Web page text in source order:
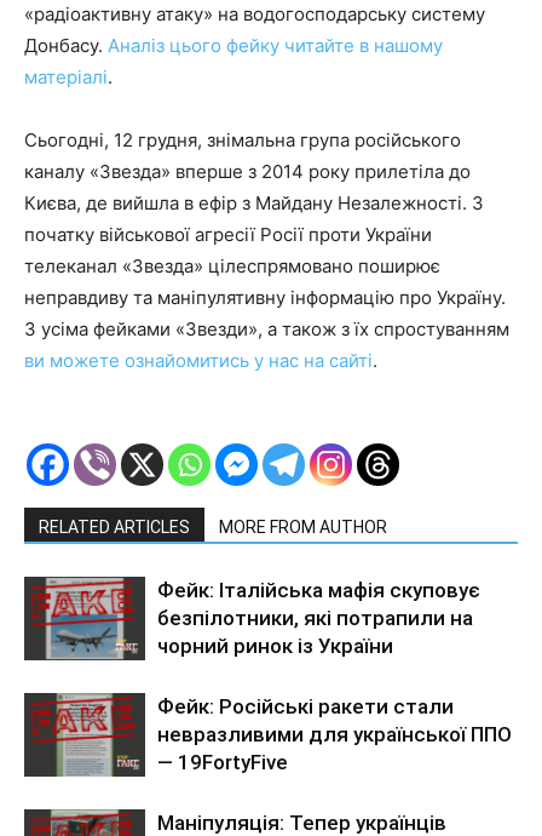
«радіоактивну атаку» на водогосподарську систему
Донбасу. Аналіз цього фейку читайте в нашому
матеріалі.
Сьогодні, 12 грудня, знімальна група російського
каналу «Звезда» вперше з 2014 року прилетіла до
Києва, де вийшла в ефір з Майдану Незалежності. З
початку військової агресії Росії проти України
телеканал «Звезда» цілеспрямовано поширює
неправдиву та маніпулятивну інформацію про Україну.
З усіма фейками «Звезди», а також з їх спростуванням
ви можете ознайомитись у нас на сайті.
RELATED ARTICLES MORE FROM AUTHOR
Фейк: Італійська мафія скуповує
безпілотники, які потрапили на
чорний ринок із України
Фейк: Російські ракети стали
невразливими для української ППО
— 19FortyFive
Маніпуляція: Тепер українців